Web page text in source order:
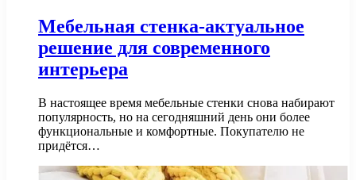
Мебельная стенка-актуальное
решение для современного
интерьера
В настоящее время мебельные стенки снова набирают
популярность, но на сегодняшний день они более
функциональные и комфортные. Покупателю не
придётся…